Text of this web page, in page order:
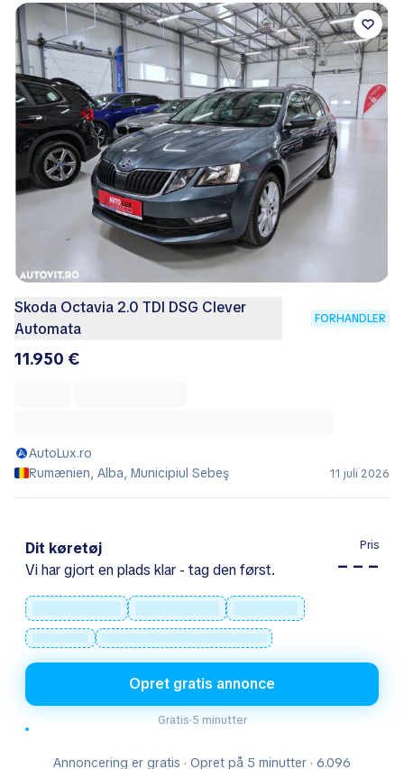
Skoda Octavia 2.0 TDI DSG Clever
Automata
FORHANDLER
11.950 €
AutoLux.ro
Rumænien, Alba, Municipiul Sebeş
11 juli 2026
Dit køretøj
Vi har gjort en plads klar - tag den først.
Pris
– – –
Opret gratis annonce
Gratis·5 minutter
Annoncering er gratis · Opret på 5 minutter · 6.096